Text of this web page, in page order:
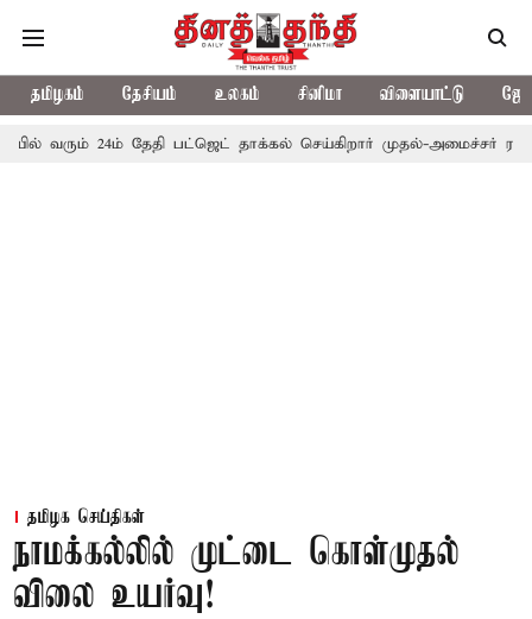
தமிழகம் தேசியம் உலகம் சினிமா விளையாட்டு
24ம் தேதி பட்ஜெட் தாக்கல் செய்கிறார் முதல்-அமைச்சர் ரங்கசாமி
தமிழக செய்திகள்
நாமக்கல்லில் முட்டை கொள்முதல்
விலை உயர்வு!